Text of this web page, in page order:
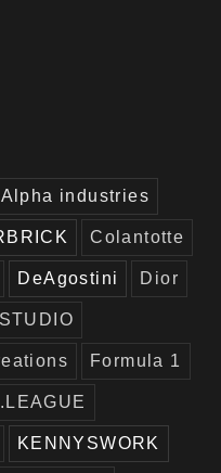
Alpha industries
Colantotte
DeAgostini Dior
Formula 1
KENNYSWORK